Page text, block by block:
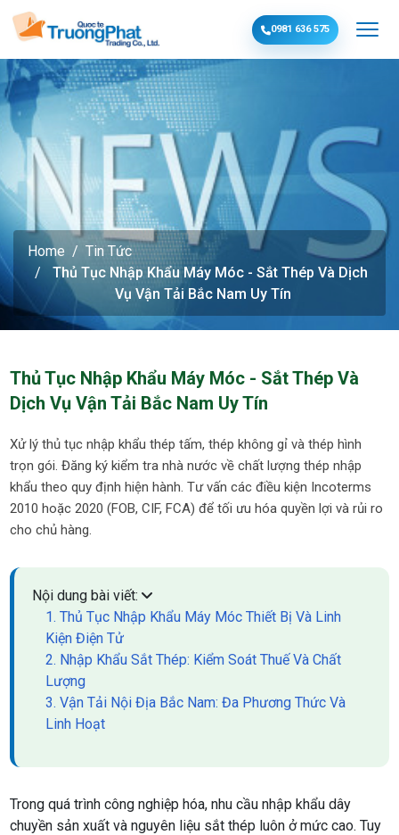
0981 636 575
Home
Tin Tức
Thủ Tục Nhập Khẩu Máy Móc - Sắt Thép Và Dịch
Vụ Vận Tải Bắc Nam Uy Tín
Thủ Tục Nhập Khẩu Máy Móc - Sắt Thép Và
Dịch Vụ Vận Tải Bắc Nam Uy Tín
Xử lý thủ tục nhập khẩu thép tấm, thép không gỉ và thép hình
trọn gói. Đăng ký kiểm tra nhà nước về chất lượng thép nhập
khẩu theo quy định hiện hành. Tư vấn các điều kiện Incoterms
2010 hoặc 2020 (FOB, CIF, FCA) để tối ưu hóa quyền lợi và rủi ro
cho chủ hàng.
Nội dung bài viết:
1. Thủ Tục Nhập Khẩu Máy Móc Thiết Bị Và Linh
Kiện Điện Tử
2. Nhập Khẩu Sắt Thép: Kiểm Soát Thuế Và Chất
Lượng
3. Vận Tải Nội Địa Bắc Nam: Đa Phương Thức Và
Linh Hoạt
Trong quá trình công nghiệp hóa, nhu cầu nhập khẩu dây
chuyền sản xuất và nguyên liệu sắt thép luôn ở mức cao. Tuy